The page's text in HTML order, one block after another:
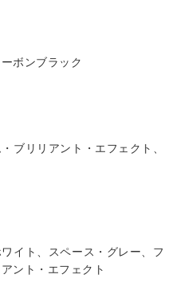
ボンブラック
ブリリアント・エフェクト、
イト、スペース・グレー、フ
ント・エフェクト